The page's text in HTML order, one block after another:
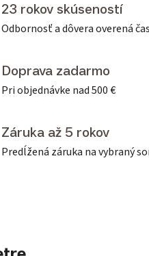
23 rokov skúseností
Odbornosť a dôvera overená
Doprava zadarmo
Pri objednávke nad 500 €
Záruka až 5 rokov
Predĺžená záruka na vybraný